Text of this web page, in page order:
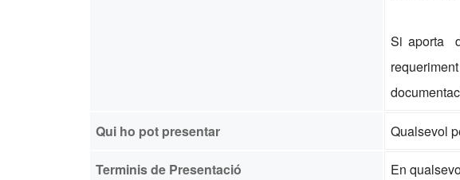
Si aporta
Qui ho pot presentar Qualsevol
Terminis de Presentació
En